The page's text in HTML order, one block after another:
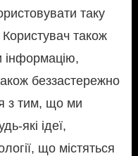
таку
також
інформацію,
беззастережно
з тим, що ми
які ідеї,
що містяться